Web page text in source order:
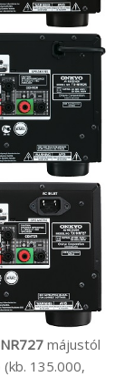
májustól
135.000,